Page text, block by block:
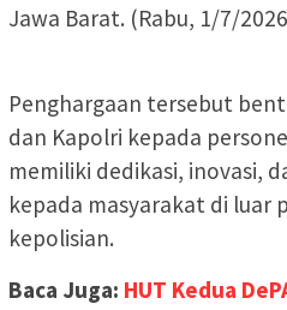
Jawa Barat. (Rabu, 1/7/
Penghargaan tersebut
dan Kapolri kepada
memiliki dedikasi, inovasi,
kepada masyarakat di luar
kepolisian.
Baca Juga: HUT Kedua